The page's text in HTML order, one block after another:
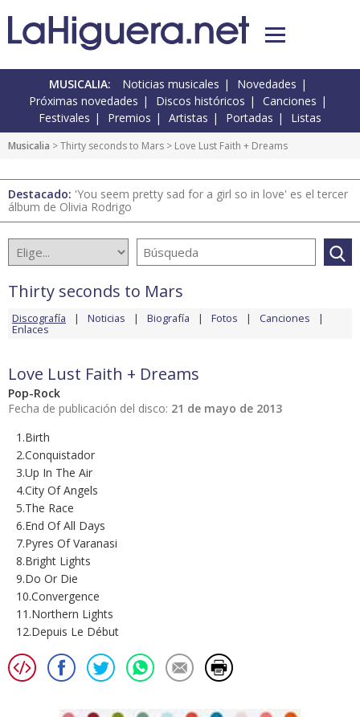
MUSICALIA: Noticias musicales
Novedades
Próximas novedades
Discos históricos
Canciones
Festivales
Premios Artistas Portadas Listas
Musicalia >Thirty seconds to Mars > Love Lust Faith + Dreams
Destacado: 'You seem pretty sad for a girl so in love' es el tercer
álbum de Olivia Rodrigo
Thirty seconds to Mars
Discografía Noticias Biografía Fotos Canciones
Enlaces
Love Lust Faith + Dreams
Pop-Rock
Fecha de publicación del disco: 21 de mayo de 2013
1.Birth
2.Conquistador
3.Up In The Air
4.City Of Angels
5.The Race
6.End Of All Days
7.Pyres Of Varanasi
8.Bright Lights
9.Do Or Die
10.Convergence
11.Northern Lights
12.Depuis Le Début